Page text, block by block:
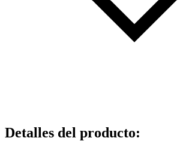
Detalles del producto: